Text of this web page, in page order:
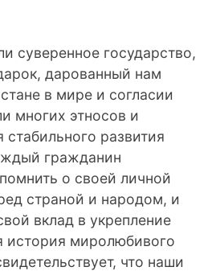
суверенное государство,
дарованный нам
в мире и согласии
многих этносов и
развития
гражданин
о своей личной
страной и народом, и
вклад в укрепление
история миролюбивого
что наши